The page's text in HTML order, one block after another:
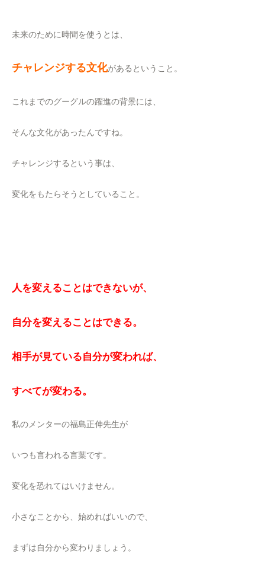
未来のために時間を使うとは、
チャレンジする文化があるということ。
これまでのグーグルの躍進の背景には、
そんな文化があったんですね。
チャレンジするという事は、
変化をもたらそうとしていること。
人を変えることはできないが、
自分を変えることはできる。
相手が見ている自分が変われば、
すべてが変わる。
私のメンターの福島正伸先生が
いつも言われる言葉です。
変化を恐れてはいけません。
小さなことから、始めればいいので、
まずは自分から変わりましょう。